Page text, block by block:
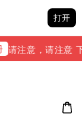
打开
请注意，请注意